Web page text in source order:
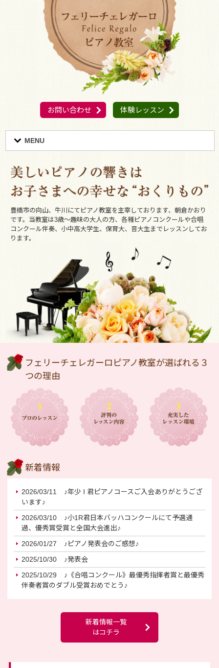
お問い合わせ 体験レッスン
MENU
豊橋市の向山、牛川にてピアノ教室を主宰しております、朝倉かおり
です。当教室は3歳～趣味の大人の方、各種ピアノコンクールや合唱
コンクール伴奏、小中高大学生、保育大、音大生までレッスンしてお
ります。
フェリーチェレガーロピアノ教室が選ばれる３
つの理由
新着情報
2026/03/11
♪年少 I 君ピアノコースご入会ありがとうござ
います♪
2026/03/10
♪小1R君日本バッハコンクールにて予選通
過、優秀賞受賞と全国大会進出♪
2026/01/27
♪ピアノ発表会のご感想♪
2025/10/30
♪発表会
2025/10/29
♪《合唱コンクール》最優秀指揮者賞と最優秀
伴奏者賞のダブル受賞おめでとう♪
新着情報一覧
はコチラ